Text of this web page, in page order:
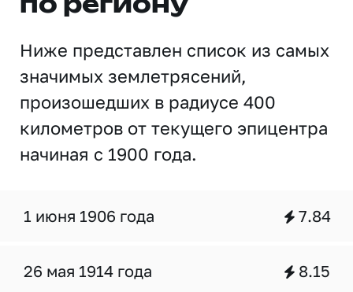
по региону
Ниже представлен список из самых
значимых землетрясений,
произошедших в радиусе 400
километров от текущего эпицентра
начиная с 1900 года.
1 июня 1906 года 7.84
26 мая 1914 года 8.15